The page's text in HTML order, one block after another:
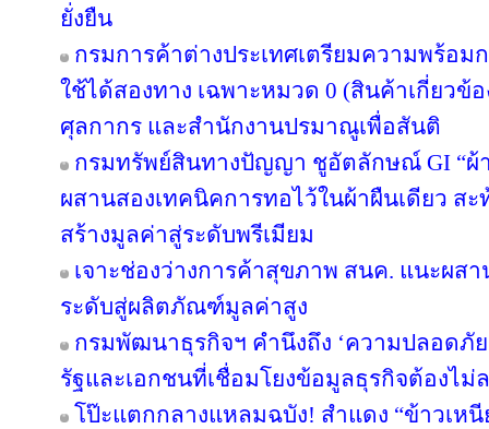
ยั่งยืน
กรมการค้าต่างประเทศเตรียมความพร้อ
ใช้ได้สองทาง เฉพาะหมวด 0 (สินค้าเกี่ยวข้
ศุลกากร และสำนักงานปรมาณูเพื่อสันติ
กรมทรัพย์สินทางปัญญา ชูอัตลักษณ์ GI “ผ้
ผสานสองเทคนิคการทอไว้ในผ้าผืนเดียว
สร้างมูลค่าสู่ระดับพรีเมียม
เจาะช่องว่างการค้าสุขภาพ สนค. แนะผส
ระดับสู่ผลิตภัณฑ์มูลค่าสูง
กรมพัฒนาธุรกิจฯ คำนึงถึง ‘ความปลอดภั
รัฐและเอกชนที่เชื่อมโยงข้อมูลธุรกิจต้องไ
โป๊ะแตกกลางแหลมฉบัง! สำแดง “ข้าวเห